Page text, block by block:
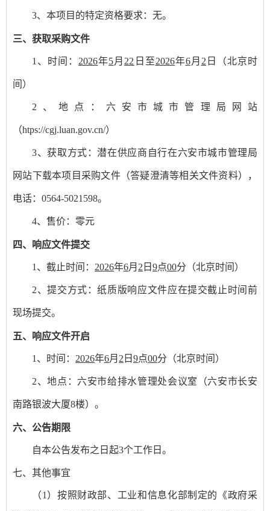
3、本项目的特定资格要求： 无。
三、获取采购文件
1、时间：2026年5月22 日至2026年6月 2日 （北京时
间）
2、地点： 六安市城市管理局网站
（htps://cgj.luan.gov.cn/）
3、获取方式：潜在供应商自行在六安市城市管理局
网站下载本项目采购文件（答疑澄清等相关文件资料），
电话： 0564-5021598。
4、售价：零元
四、响应文件提交
1、截止时间： 2026年6月 2 日 9点00分（北京时间）
2、提交方式：纸质版响应文件应在提交截止时间前
现场提交。
五、 响应文件开启
1、时间： 2026年6月 2 日 9点00分 （北京时间）
2、地点：六安市给排水管理处会议室（六安市长安
南路银波大厦8楼） 。
六、公告期限
自本公告发布之日起3个工作日。
七、 其他事宜
（1）按照财政部、工业和信息化部制定的《政府采